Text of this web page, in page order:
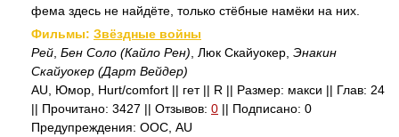
фема здесь не найдёте, только стёбные намёки на них.
Фильмы: Звёздные войны
Рей Бен Соло (Кайло Рен) , Люк Скайуокер, Энакин
Скайуокер (Дарт Вейдер)
AU, Юмор, Hurt/comfort || гет || R || Размер: макси || Глав: 24
|| Прочитано: 3427 || Отзывов: 0 || Подписано: 0
Предупреждения: ООС, AU